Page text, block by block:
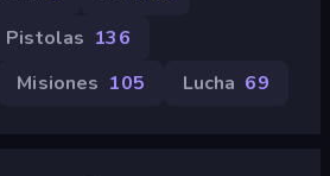
Pistolas 136
Misiones 105 Lucha 69